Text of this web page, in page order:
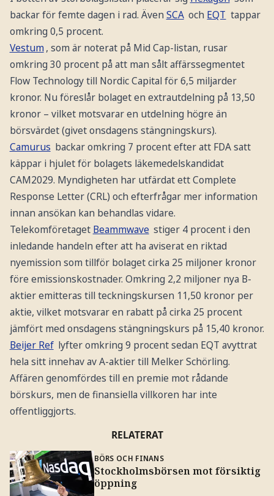
backar för femte dagen i rad. Även SCA och EQT tappar
omkring 0,5 procent.
Vestum , som är noterat på Mid Cap-listan, rusar
omkring 30 procent på att man sålt affärssegmentet
Flow Technology till Nordic Capital för 6,5 miljarder
kronor. Nu föreslår bolaget en extrautdelning på 13,50
kronor – vilket motsvarar en utdelning högre än
börsvärdet (givet onsdagens stängningskurs).
Camurus backar omkring 7 procent efter att FDA satt
käppar i hjulet för bolagets läkemedelskandidat
CAM2029. Myndigheten har utfärdat ett Complete
Response Letter (CRL) och efterfrågar mer information
innan ansökan kan behandlas vidare.
Telekomföretaget Beammwave stiger 4 procent i den
inledande handeln efter att ha aviserat en riktad
nyemission som tillför bolaget cirka 25 miljoner kronor
före emissionskostnader. Omkring 2,2 miljoner nya B-
aktier emitteras till teckningskursen 11,50 kronor per
aktie, vilket motsvarar en rabatt på cirka 25 procent
jämfört med onsdagens stängningskurs på 15,40 kronor.
Beijer Ref lyfter omkring 9 procent sedan EQT avyttrat
hela sitt innehav av A-aktier till Melker Schörling.
Affären genomfördes till en premie mot rådande
börskurs, men de finansiella villkoren har inte
offentliggjorts.
RELATERAT
BÖRS OCH FINANS
Stockholmsbörsen mot försiktig
öppning